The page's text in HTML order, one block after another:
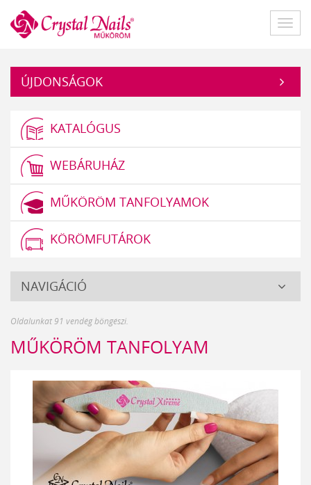
Műköröm
ÚJDONSÁGOK
KATALÓGUS
WEBÁRUHÁZ
MŰKÖRÖM TANFOLYAMOK
KÖRÖMFUTÁROK
Crystal
NAVIGÁCIÓ
Oldalunkat 91 vendég böngészi.
MŰKÖRÖM TANFOLYAM